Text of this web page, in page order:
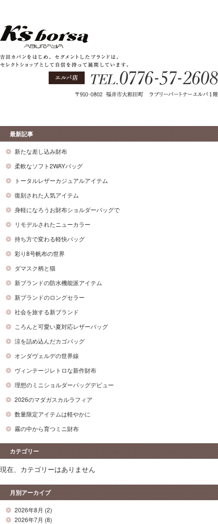
最新記事
新たな差し込み財布
柔軟なソフト2WAYバッグ
トータルレザーカジュアルアイテム
復刻された人気アイテム
身軽になろうお財布ショルダーバッグで
リモデルされたニューカラー
持ち方で変わる軽快バッグ
彩り8号帆布の世界
ダマスク柄と猫
新ブランドの防水機能派アイテム
新ブランドのロングセラー
社会を旅する新ブランド
ころんと可愛い夏対応レザーバッグ
涼を詰め込んだカゴバッグ
オンダヴェルデの世界線
ヴィンテージレトロな新作財布
理想のミニショルダーバッグデビュー
2026のマダガスカルラフィア
数量限定アイテムは軽やかに
霧の中から育つミニ財布
カテゴリー
現在、カテゴリーはありません
月別アーカイブ
2026年8月 (2)
2026年7月 (8)